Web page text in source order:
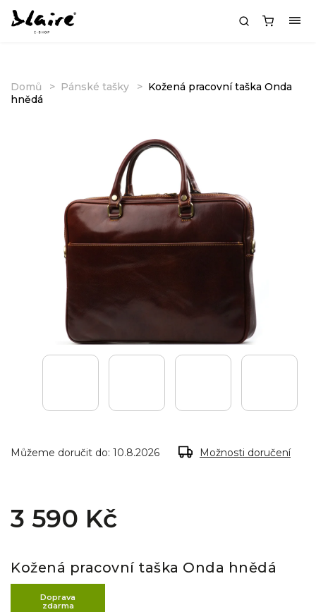
Domů Pánské tašky
Kožená pracovní taška Onda
hnědá
Můžeme doručit do: 10.8.2026 Možnosti doručení
3 590 Kč
Kožená pracovní taška Onda hnědá
Doprava
zdarma